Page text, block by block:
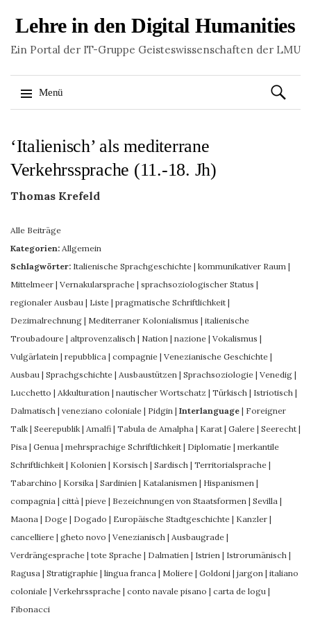
Lehre in den Digital Humanities
Ein Portal der IT-Gruppe Geisteswissenschaften der LMU
Menü
zum
Suchen
nach:
‘Italienisch’ als mediterrane
Verkehrssprache (11.-18. Jh)
Thomas Krefeld
Alle Beiträge
Kategorien: Allgemein
Schlagwörter: Italienische Sprachgeschichte | kommunikativer Raum |
Mittelmeer | Vernakularsprache | sprachsoziologischer Status |
regionaler Ausbau | Liste | pragmatische Schriftlichkeit |
Dezimalrechnung | Mediterraner Kolonialismus | italienische
Troubadoure | altprovenzalisch | Nation | nazione | Vokalismus |
Vulgärlatein | repubblica | compagnie | Venezianische Geschichte |
Ausbau | Sprachgschichte | Ausbaustützen | Sprachsoziologie | Venedig |
Lucchetto | Akkulturation | nautischer Wortschatz | Türkisch | Istriotisch |
Dalmatisch | veneziano coloniale | Pidgin | Interlanguage | Foreigner
Talk | Seerepublik | Amalfi | Tabula de Amalpha | Karat | Galere | Seerecht |
Pisa | Genua | mehrsprachige Schriftlichkeit | Diplomatie | merkantile
Schriftlichkeit | Kolonien | Korsisch | Sardisch | Territorialsprache |
Tabarchino | Korsika | Sardinien | Katalanismen | Hispanismen |
compagnia | città | pieve | Bezeichnungen von Staatsformen | Sevilla |
Maona | Doge | Dogado | Europäische Stadtgeschichte | Kanzler |
cancelliere | gheto novo | Venezianisch | Ausbaugrade |
Verdrängesprache | tote Sprache | Dalmatien | Istrien | Istrorumänisch |
Ragusa | Stratigraphie | lingua franca | Moliere | Goldoni | jargon | italiano
coloniale | Verkehrssprache | conto navale pisano | carta de logu |
Fibonacci